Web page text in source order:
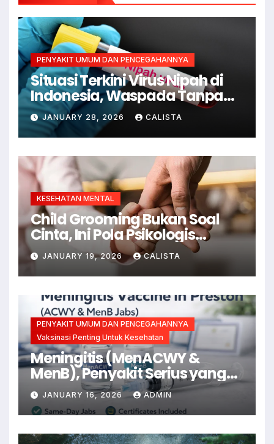
PENYAKIT UMUM DAN PENCEGAHANNYA
Situasi Terkini Virus Nipah di
Indonesia, Waspada Tanpa
Kepanikan
JANUARY 28, 2026 CALISTA
KESEHATAN MENTAL
Child Grooming Bukan Soal
Cinta, Ini Pola Psikologis
Pelakunya Menurut Psikiater
JANUARY 19, 2026 CALISTA
PENYAKIT UMUM DAN PENCEGAHANNYA
Vaksinasi Penting Untuk Kesehatan
Meningitis (MenACWY &
MenB), Penyakit Serius yang
Bisa Dicegah dengan Vaksin
JANUARY 16, 2026 ADMIN